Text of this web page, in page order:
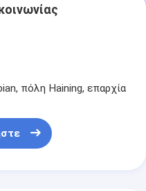
πόλη Haining, επαρχία